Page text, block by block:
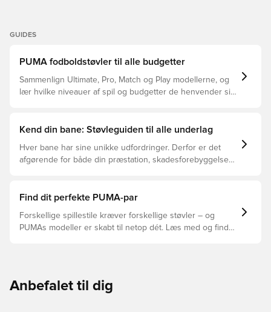
GUIDES
PUMA fodboldstøvler til alle budgetter
Sammenlign Ultimate, Pro, Match og Play modellerne, og
lær hvilke niveauer af spil og budgetter de henvender sig
Kend din bane: Støvleguiden til alle underlag
Hver bane har sine unikke udfordringer. Derfor er det
afgørende for både din præstation, skadesforebyggelse
støvler der er det bedste valg til de forskellige typer
Find dit perfekte PUMA-par
Forskellige spillestile kræver forskellige støvler – og
PUMAs modeller er skabt til netop dét. Læs med og find
Anbefalet til dig